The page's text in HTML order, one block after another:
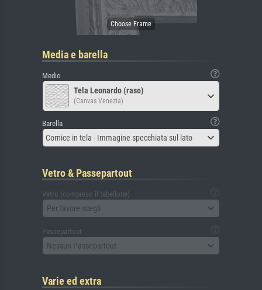
Media e barella
Medio
Tela Leonardo (raso)
(Canvas Venezia)
Barella
Cornice in tela - Immagine specchiata sul lato
Vetro & Passepartout
Vetro (compreso il tabellone)
Per favore scegli
Passepartout
Nessun Passepartout
Varie ed extra